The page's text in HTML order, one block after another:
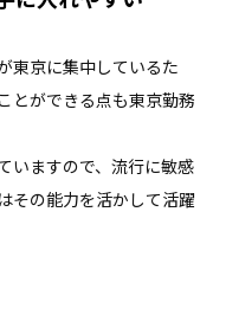
東京に集中しているた
とができる点も東京勤務
いますので、流行に敏感
その能力を活かして活躍